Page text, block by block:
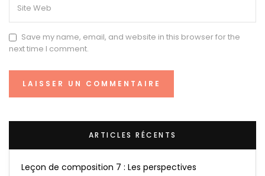
Save my name, email, and website in this browser for the
next time I comment.
ARTICLES RÉCENTS
Leçon de composition 7 : Les perspectives